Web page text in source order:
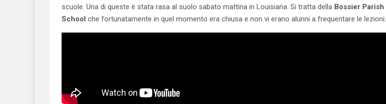
scuole. Una di queste è stata rasa al suolo sabato mattina in Louisiana. Si tratta della Bossier Parish
School che fortunatamente in quel momento era chiusa e non vi erano alunni a frequentare le lezioni.